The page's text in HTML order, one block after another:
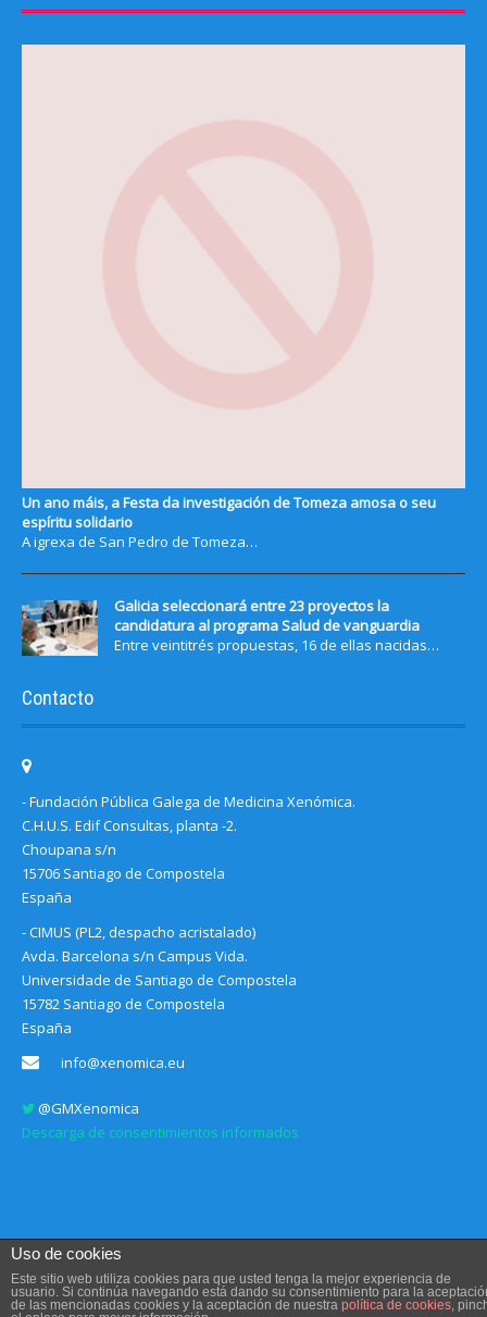
Un ano máis, a Festa da investigación de Tomeza amosa o seu
espíritu solidario
A igrexa de San Pedro de Tomeza…
Galicia seleccionará entre 23 proyectos la
candidatura al programa Salud de vanguardia
Entre veintitrés propuestas, 16 de ellas nacidas…
Contacto
- Fundación Pública Galega de Medicina Xenómica.
C.H.U.S. Edif Consultas, planta -2.
Choupana s/n
15706 Santiago de Compostela
España
- CIMUS (PL2, despacho acristalado)
Avda. Barcelona s/n Campus Vida.
Universidade de Santiago de Compostela
15782 Santiago de Compostela
España
info@xenomica.eu
@GMXenomica
Descarga de consentimientos informados
Aviso legal, Condiciones de uso y Política de privacidad
Uso de cookies
Este sitio web utiliza cookies para que usted tenga la mejor experiencia de
usuario. Si continúa navegando está dando su consentimiento para la
de las mencionadas cookies y la aceptación de nuestra política de cookies,